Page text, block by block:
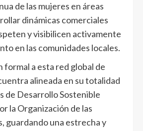
de las mujeres en áreas
dinámicas comerciales
y visibilicen activamente
en las comunidades locales.
formal a esta red global de
alineada en su totalidad
de Desarrollo Sostenible
la Organización de las
guardando una estrecha y